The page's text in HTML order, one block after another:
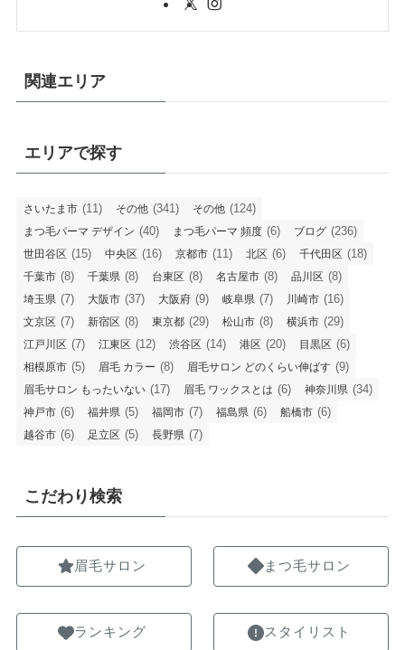
関連エリア
エリアで探す
さいたま市 (11) その他 (341) その他 (124)
まつ毛パーマ デザイン (40) まつ毛パーマ 頻度 (6) ブログ (236)
世田谷区 (15) 中央区 (16) 京都市 (11) 北区 (6) 千代田区 (18)
千葉市 (8) 千葉県 (8) 台東区 (8) 名古屋市 (8) 品川区 (8)
埼玉県 (7) 大阪市 (37) 大阪府 (9) 岐阜県 (7) 川崎市 (16)
文京区 (7) 新宿区 (8) 東京都 (29) 松山市 (8) 横浜市 (29)
江戸川区 (7) 江東区 (12) 渋谷区 (14) 港区 (20) 目黒区 (6)
相模原市 (5) 眉毛 カラー (8) 眉毛サロン どのくらい伸ばす (9)
眉毛サロン もったいない (17) 眉毛 ワックスとは (6) 神奈川県 (34)
神戸市 (6) 福井県 (5) 福岡市 (7) 福島県 (6) 船橋市 (6)
越谷市 (6) 足立区 (5) 長野県 (7)
こだわり検索
眉毛サロン
ランキング
まつ毛サロン
スタイリスト